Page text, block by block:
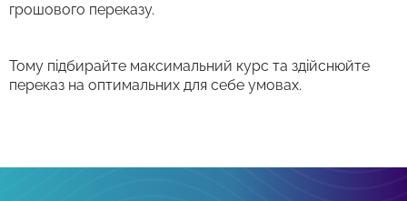
грошового переказу.
Тому підбирайте максимальний курс та здійснюйте
переказ на оптимальних для себе умовах.